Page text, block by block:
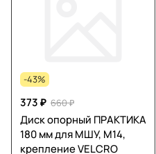
-43%
373 ₽ 660 ₽
Диск опорный ПРАКТИКА
180 мм для МШУ, М14,
крепление VELCRO